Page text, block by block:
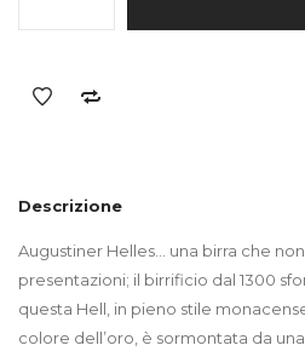
Descrizione
Augustiner Helles… una birra che
presentazioni; il birrificio dal 1300
questa Hell, in pieno stile
colore dell’oro, è sormontata da